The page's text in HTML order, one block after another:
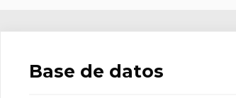
Base de datos